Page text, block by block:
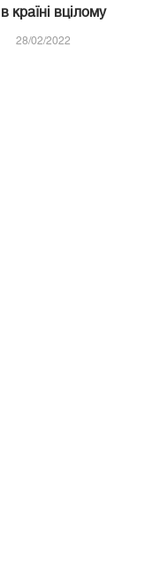
в країні вцілому
28/02/2022